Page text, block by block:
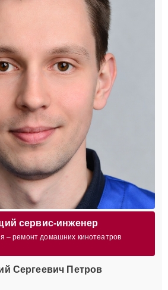
сервис-инженер
– ремонт домашних кинотеатров
Сергеевич Петров